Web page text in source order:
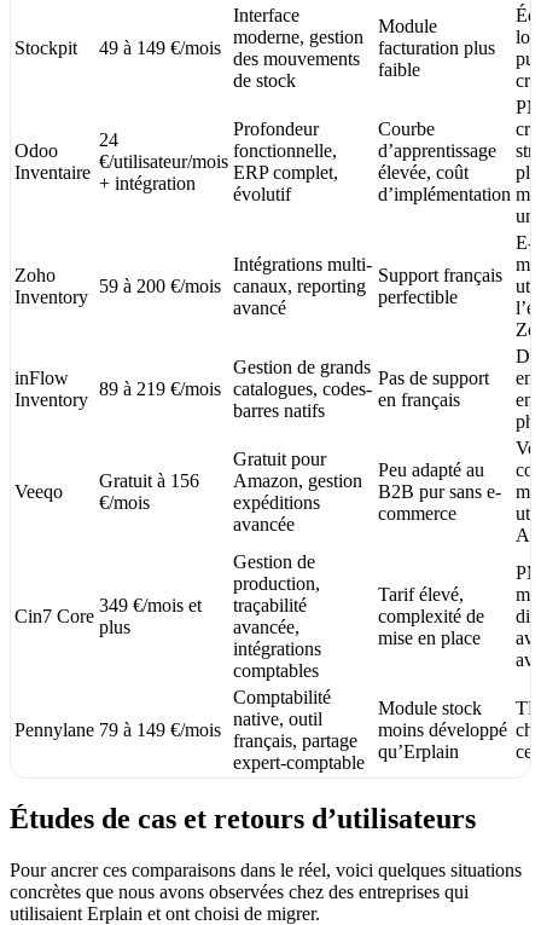
Stockpit 49 à 149 €/mois
Interface
moderne, gestion
des mouvements
de stock
Module
facturation plus
faible
Odoo
Inventaire
24
€/utilisateur/mois
+ intégration
Profondeur
fonctionnelle,
ERP complet,
évolutif
Courbe
d’apprentissage
élevée, coût
d’implémentation
Zoho
Inventory
59 à 200 €/mois
Intégrations multi-
canaux, reporting
avancé
Support français
perfectible
E-
inFlow
Inventory
89 à 219 €/mois
Gestion de grands
catalogues, codes-
barres natifs
Pas de support
en français
Veeqo
Gratuit à 156
€/mois
Gratuit pour
Amazon, gestion
expéditions
avancée
Peu adapté au
B2B pur sans e-
commerce
Cin7 Core
349 €/mois et
plus
Gestion de
production,
traçabilité
avancée,
intégrations
comptables
Tarif élevé,
complexité de
mise en place
Pennylane 79 à 149 €/mois
Comptabilité
native, outil
français, partage
expert-comptable
Module stock
moins développé
qu’Erplain
Études de cas et retours d’utilisateurs
Pour ancrer ces comparaisons dans le réel, voici quelques situations
concrètes que nous avons observées chez des entreprises qui
utilisaient Erplain et ont choisi de migrer.